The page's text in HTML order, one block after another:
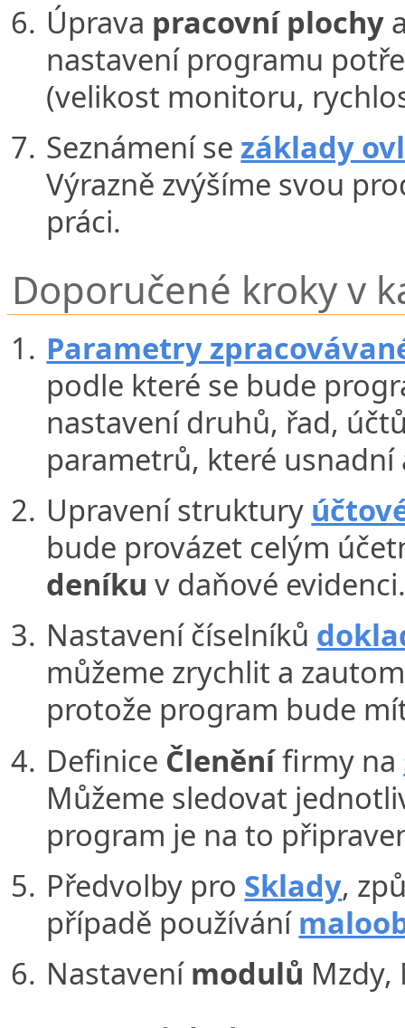
Úprava pracovní plochy
nastavení programu
(velikost monitoru,
Seznámení se základy
Výrazně zvýšíme svou
práci.
Doporučené kroky v
Parametry
podle které se bude
nastavení druhů, řad,
parametrů, které
Upravení struktury
bude provázet celým
deníku v daňové
Nastavení číselníků
můžeme zrychlit a
protože program bude
Definice Členěnífirmy na
Můžeme sledovat
program je na to
Předvolby pro Sklady,
případě používání
Nastavení modulů Mzdy,